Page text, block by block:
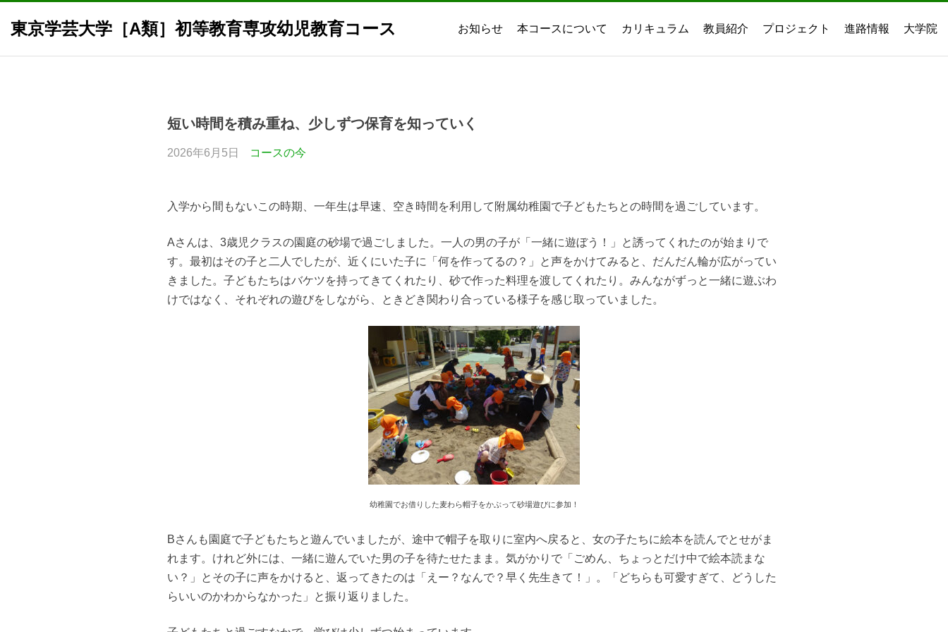
東京学芸大学［A類］初等教育専攻幼児教育コース お知らせ 本コースについて カリキュラム 教員紹介 プロジェクト 進路情報 大学院
短い時間を積み重ね、少しずつ保育を知っていく
2026年6月5日 コースの今
入学から間もないこの時期、一年生は早速、空き時間を利用して附属幼稚園で子どもたちとの時間を過ごしています。
Aさんは、3歳児クラスの園庭の砂場で過ごしました。一人の男の子が「一緒に遊ぼう！」と誘ってくれたのが始まりで
す。最初はその子と二人でしたが、近くにいた子に「何を作ってるの？」と声をかけてみると、だんだん輪が広がってい
きました。子どもたちはバケツを持ってきてくれたり、砂で作った料理を渡してくれたり。みんながずっと一緒に遊ぶわ
けではなく、それぞれの遊びをしながら、ときどき関わり合っている様子を感じ取っていました。
幼稚園でお借りした麦わら帽子をかぶって砂場遊びに参加！
Bさんも園庭で子どもたちと遊んでいましたが、途中で帽子を取りに室内へ戻ると、女の子たちに絵本を読んでとせがま
れます。けれど外には、一緒に遊んでいた男の子を待たせたまま。気がかりで「ごめん、ちょっとだけ中で絵本読まな
い？」とその子に声をかけると、返ってきたのは「えー？なんで？早く先生きて！」。「どちらも可愛すぎて、どうした
らいいのかわからなかった」と振り返りました。